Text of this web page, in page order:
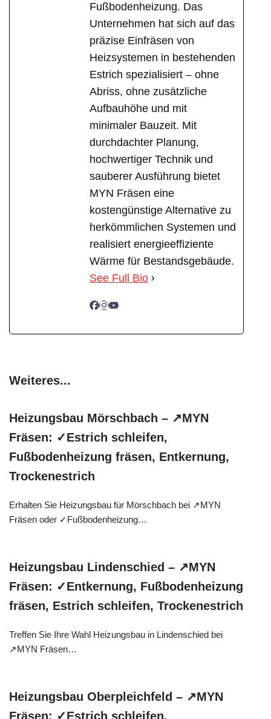
Fußbodenheizung. Das
Unternehmen hat sich auf das
präzise Einfräsen von
Heizsystemen in bestehenden
Estrich spezialisiert – ohne
Abriss, ohne zusätzliche
Aufbauhöhe und mit
minimaler Bauzeit. Mit
durchdachter Planung,
hochwertiger Technik und
sauberer Ausführung bietet
MYN Fräsen eine
kostengünstige Alternative zu
herkömmlichen Systemen und
realisiert energieeffiziente
Wärme für Bestandsgebäude.
See Full Bio
Weiteres...
Heizungsbau Mörschbach – ↗️MYN
Fräsen: ✓Estrich schleifen,
Fußbodenheizung fräsen, Entkernung,
Trockenestrich
Erhalten Sie Heizungsbau für Mörschbach bei ↗️MYN
Fräsen oder ✓Fußbodenheizung…
Heizungsbau Lindenschied – ↗️MYN
Fräsen: ✓Entkernung, Fußbodenheizung
fräsen, Estrich schleifen, Trockenestrich
Treffen Sie Ihre Wahl Heizungsbau in Lindenschied bei
↗️MYN Fräsen…
Heizungsbau Oberpleichfeld – ↗️MYN
Fräsen: ✓Estrich schleifen,